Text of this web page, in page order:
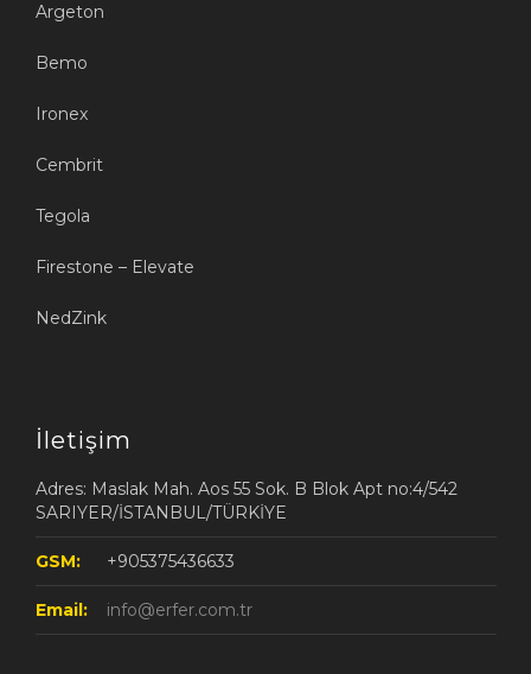
Argeton
Bemo
Ironex
Cembrit
Tegola
Firestone – Elevate
NedZink
İletişim
Adres: Maslak Mah. Aos 55 Sok. B Blok Apt no:4/542
SARIYER/İSTANBUL/TÜRKİYE
GSM: +905375436633
Email: info@erfer.com.tr